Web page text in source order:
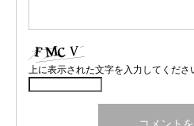
上に表示された文字を入力してくださ